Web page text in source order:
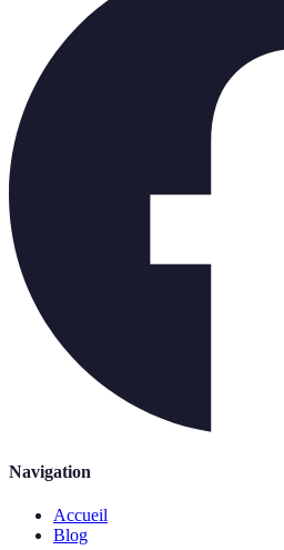
Navigation
Accueil
Blog